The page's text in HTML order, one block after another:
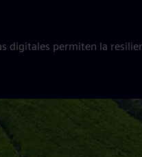
digitales permiten la